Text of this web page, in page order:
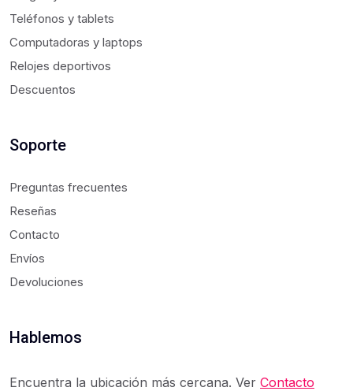
Teléfonos y tablets
Computadoras y laptops
Relojes deportivos
Descuentos
Soporte
Preguntas frecuentes
Reseñas
Contacto
Envíos
Devoluciones
Hablemos
Encuentra la ubicación más cercana. Ver Contacto